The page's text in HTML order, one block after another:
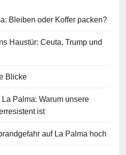
Bleiben oder Koffer packen?
Haustür: Ceuta, Trump und
Blicke
Palma: Warum unsere
ist
auf La Palma hoch